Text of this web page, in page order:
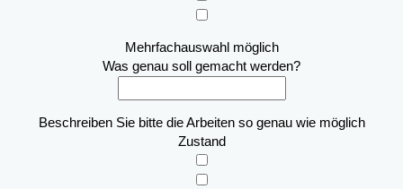
Mehrfachauswahl möglich
Was genau soll gemacht werden?
Beschreiben Sie bitte die Arbeiten so genau wie möglich
Zustand